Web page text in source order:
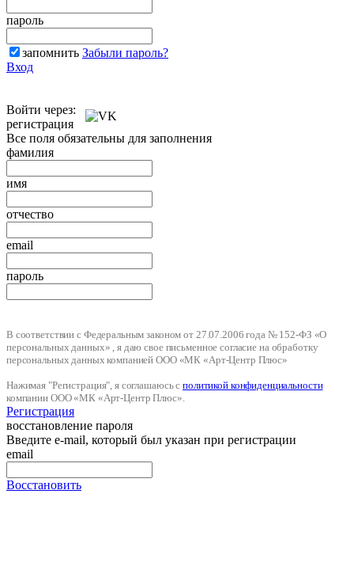
пароль
запомнить Забыли пароль?
Вход
Войти через:
регистрация
Все поля обязательны для заполнения
фамилия
имя
отчество
email
пароль
В соответствии с Федеральным законом от 27.07.2006 года № 152-ФЗ «О
персональных данных» , я даю свое письменное согласие на обработку
персональных данных компанией ООО «МК «Арт-Центр Плюс»
Нажимая "Регистрация", я соглашаюсь сполитикой конфиденциальности
компании ООО «МК «Арт-Центр Плюс».
Регистрация
восстановление пароля
Введите e-mail, который был указан при регистрации
email
Восстановить